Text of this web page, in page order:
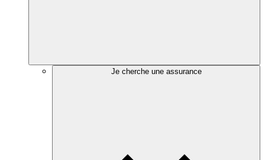
Je cherche une assurance